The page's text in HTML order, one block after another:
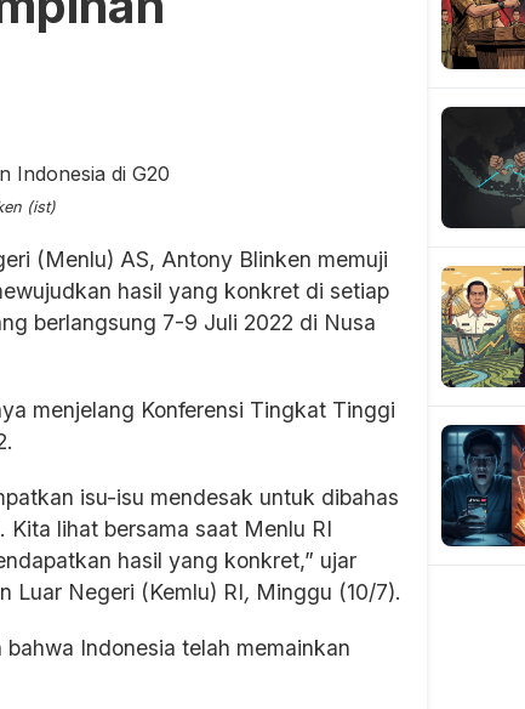
(ist)
(Menlu) AS, Antony Blinken memuji
hasil yang konkret di setiap
berlangsung 7-9 Juli 2022 di Nusa
menjelang Konferensi Tingkat Tinggi
isu-isu mendesak untuk dibahas
lihat bersama saat Menlu RI
hasil yang konkret,” ujar
Luar Negeri (Kemlu) RI, Minggu (10/7).
Indonesia telah memainkan